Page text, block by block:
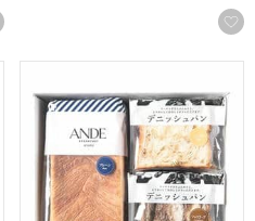
お気に入りに登録する